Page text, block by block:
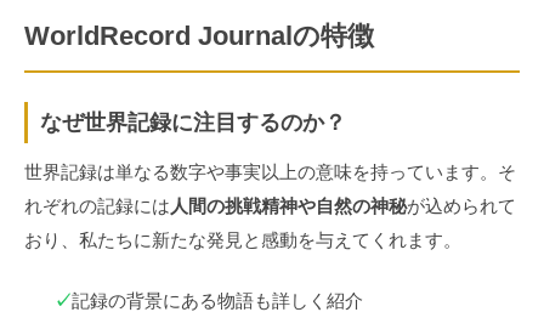
WorldRecord Journalの特徴
なぜ世界記録に注目するのか？
世界記録は単なる数字や事実以上の意味を持っています。そ
れぞれの記録には 人間の挑戦精神や自然の神秘が込められて
おり、私たちに新たな発見と感動を与えてくれます。
✓記録の背景にある物語も詳しく紹介